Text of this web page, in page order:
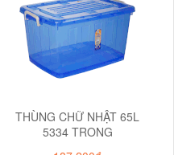
THÙNG CHỮ NHẬT 65L
5334 TRONG